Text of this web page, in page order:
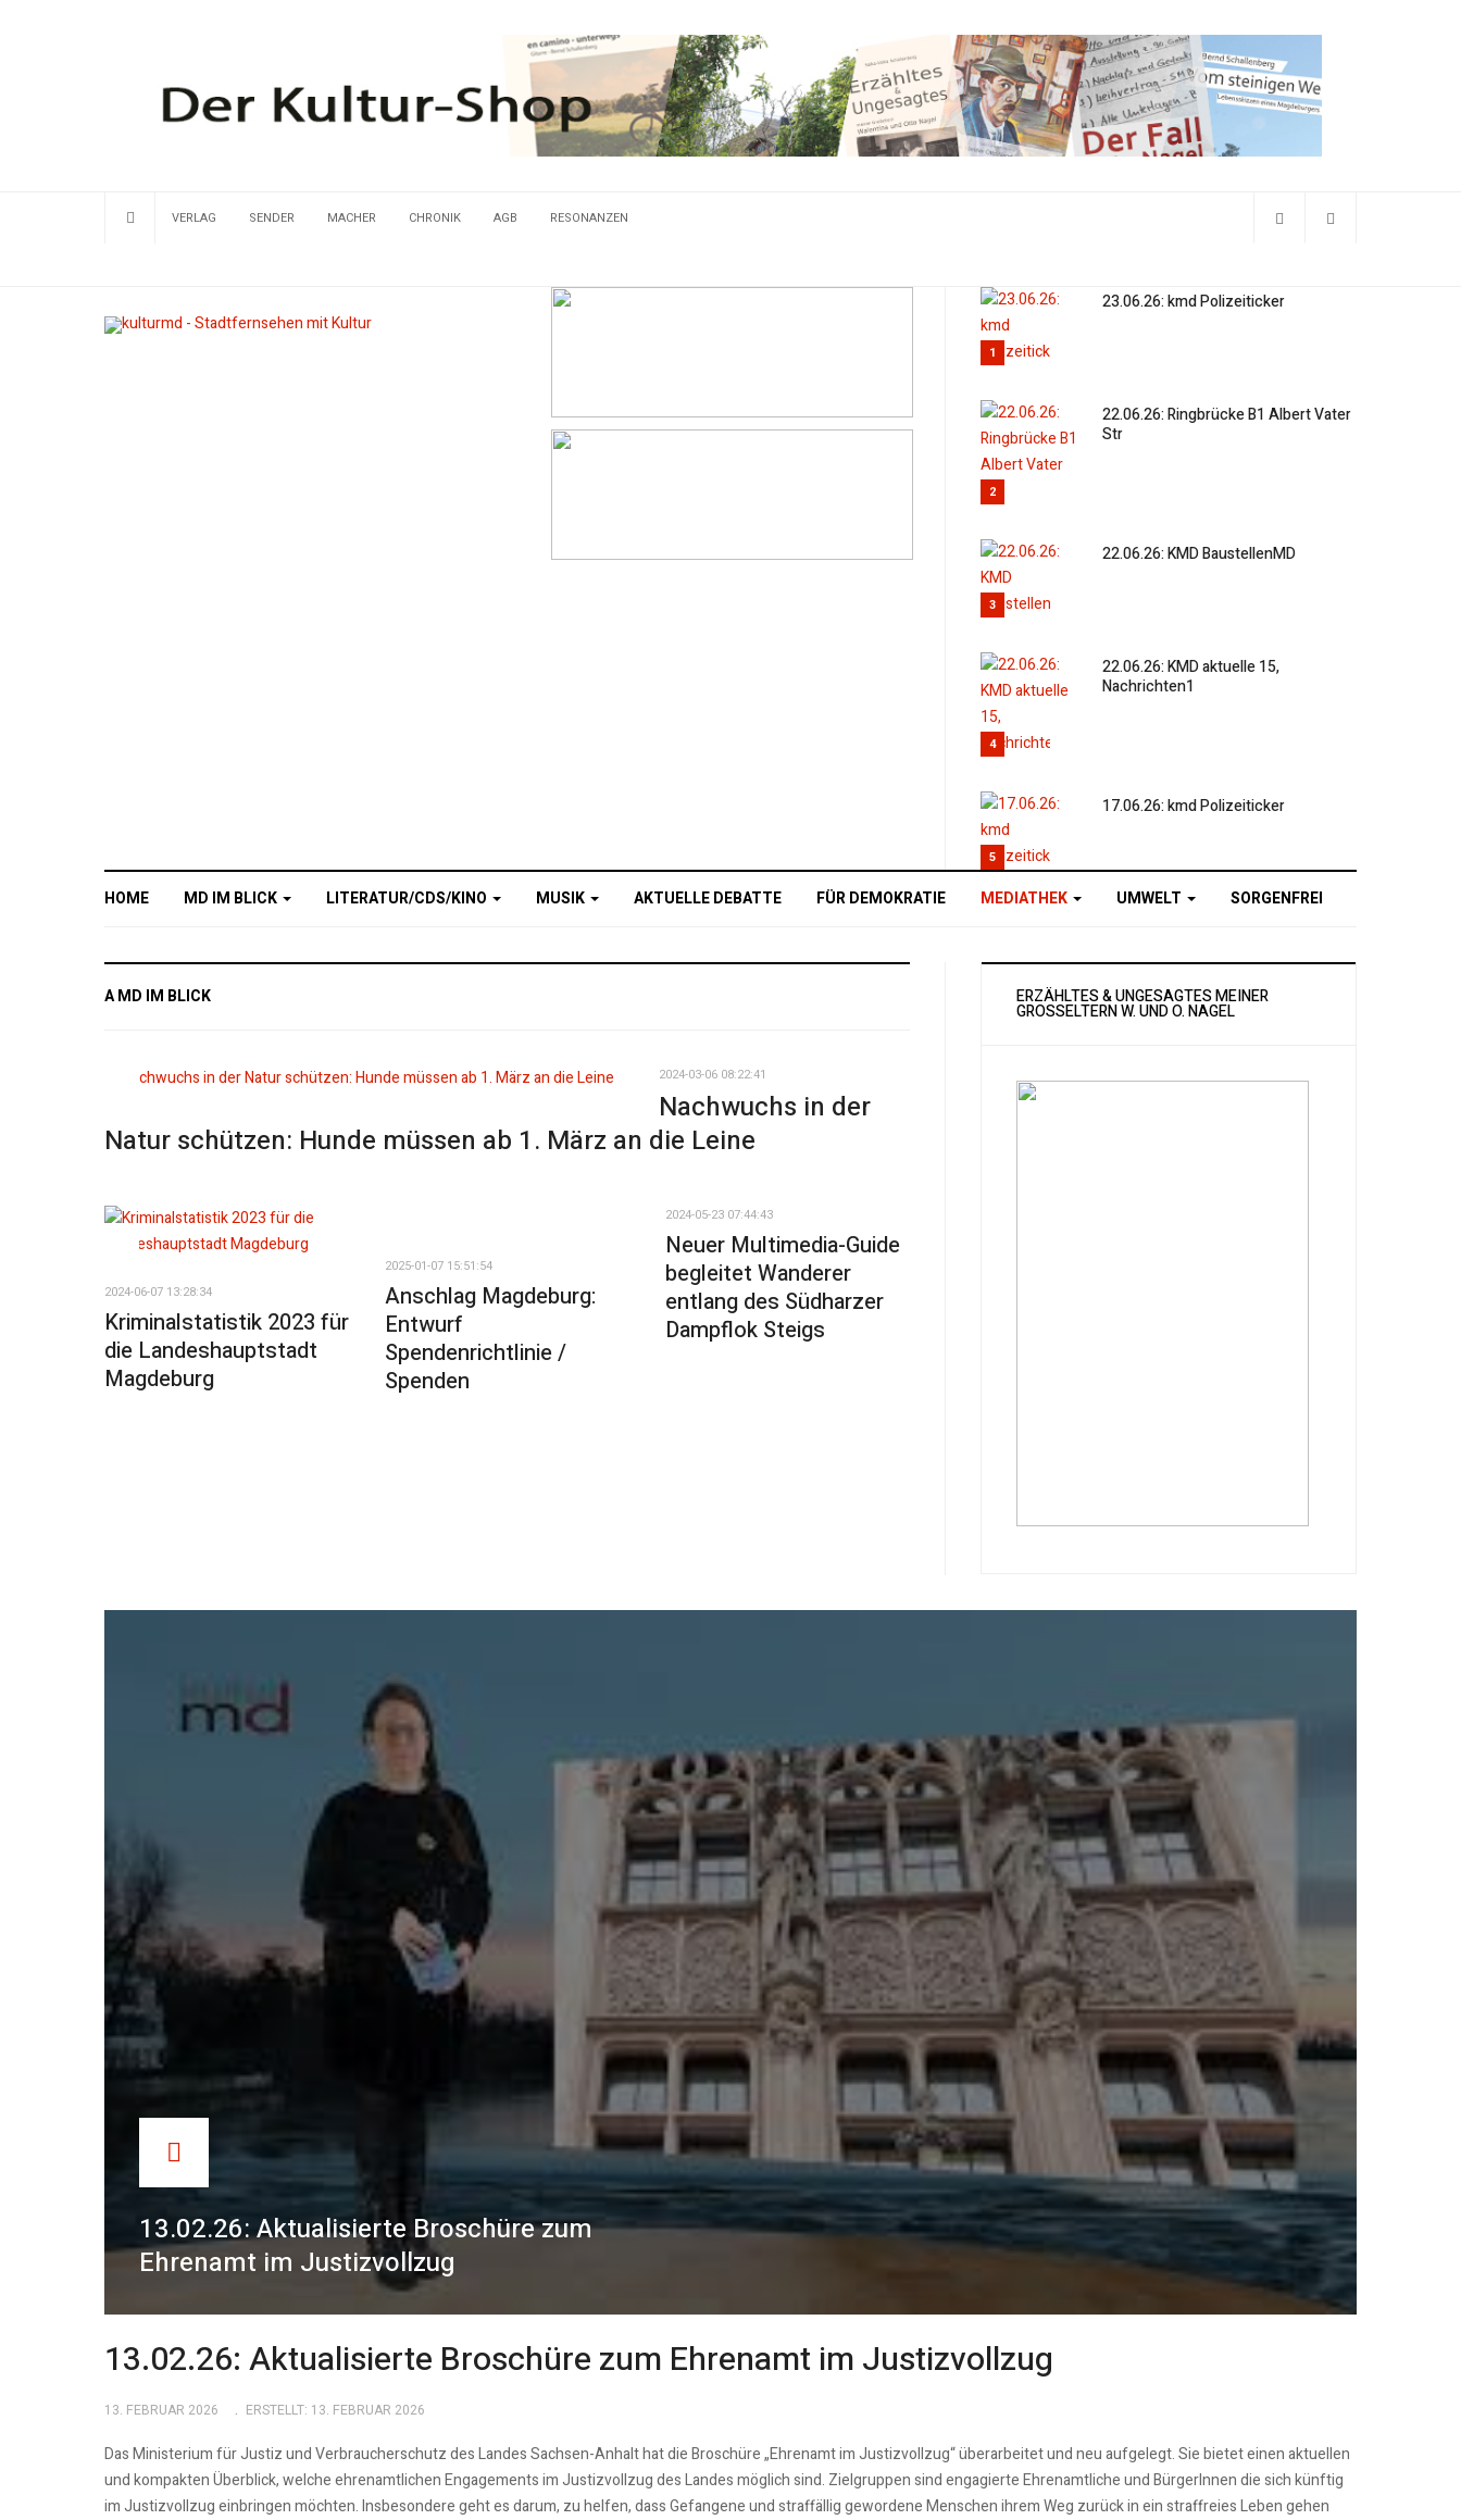
VERLAG SENDER MACHER CHRONIK AGB RESONANZEN
1
23.06.26: kmd Polizeiticker
2
22.06.26: Ringbrücke B1 Albert Vater
Str
3
22.06.26: KMD BaustellenMD
4
22.06.26: KMD aktuelle 15,
Nachrichten1
5
17.06.26: kmd Polizeiticker
HOME MD IM BLICK LITERATUR/CDS/KINO MUSIK AKTUELLE DEBATTE FÜR DEMOKRATIE MEDIATHEK UMWELT SORGENFREI
A MD IM BLICK
2024-03-06 08:22:41
Nachwuchs in der
Natur schützen: Hunde müssen ab 1. März an die Leine
2024-06-07 13:28:34
Kriminalstatistik 2023 für
die Landeshauptstadt
Magdeburg
2025-01-07 15:51:54
Anschlag Magdeburg:
Entwurf
Spendenrichtlinie /
Spenden
2024-05-23 07:44:43
Neuer Multimedia-Guide
begleitet Wanderer
entlang des Südharzer
Dampflok Steigs
ERZÄHLTES & UNGESAGTES MEINER
GROSSELTERN W. UND O. NAGEL
13.02.26: Aktualisierte Broschüre zum
Ehrenamt im Justizvollzug
13.02.26: Aktualisierte Broschüre zum Ehrenamt im Justizvollzug
13. FEBRUAR 2026 ERSTELLT: 13. FEBRUAR 2026
Das Ministerium für Justiz und Verbraucherschutz des Landes Sachsen-Anhalt hat die Broschüre „Ehrenamt im Justizvollzug“ überarbeitet und neu aufgelegt. Sie bietet einen aktuellen
und kompakten Überblick, welche ehrenamtlichen Engagements im Justizvollzug des Landes möglich sind. Zielgruppen sind engagierte Ehrenamtliche und BürgerInnen die sich künftig
im Justizvollzug einbringen möchten. Insbesondere geht es darum, zu helfen, dass Gefangene und straffällig gewordene Menschen ihrem Weg zurück in ein straffreies Leben gehen